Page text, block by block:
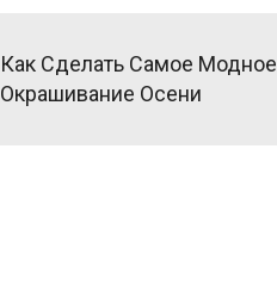
Как Сделать Самое Модное
Окрашивание Осени